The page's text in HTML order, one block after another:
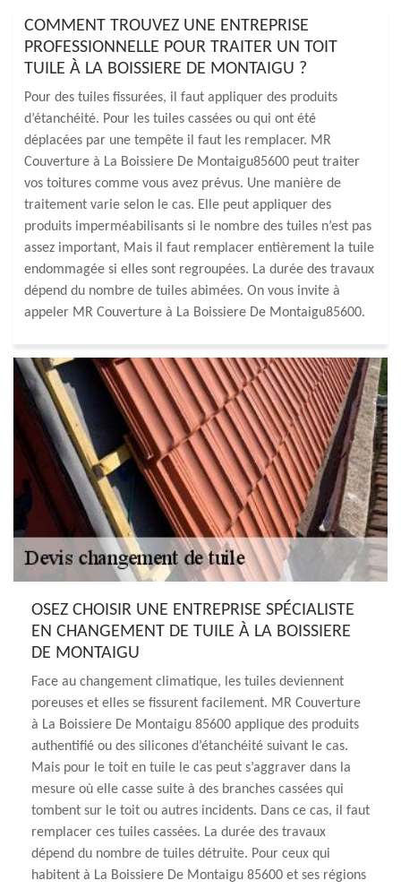
COMMENT TROUVEZ UNE ENTREPRISE
PROFESSIONNELLE POUR TRAITER UN TOIT
TUILE À LA BOISSIERE DE MONTAIGU ?
Pour des tuiles fissurées, il faut appliquer des produits
d’étanchéité. Pour les tuiles cassées ou qui ont été
déplacées par une tempête il faut les remplacer. MR
Couverture à La Boissiere De Montaigu85600 peut traiter
vos toitures comme vous avez prévus. Une manière de
traitement varie selon le cas. Elle peut appliquer des
produits imperméabilisants si le nombre des tuiles n’est pas
assez important, Mais il faut remplacer entièrement la tuile
endommagée si elles sont regroupées. La durée des travaux
dépend du nombre de tuiles abimées. On vous invite à
appeler MR Couverture à La Boissiere De Montaigu85600.
OSEZ CHOISIR UNE ENTREPRISE SPÉCIALISTE
EN CHANGEMENT DE TUILE À LA BOISSIERE
DE MONTAIGU
Face au changement climatique, les tuiles deviennent
poreuses et elles se fissurent facilement. MR Couverture
à La Boissiere De Montaigu 85600 applique des produits
authentifié ou des silicones d’étanchéité suivant le cas.
Mais pour le toit en tuile le cas peut s’aggraver dans la
mesure où elle casse suite à des branches cassées qui
tombent sur le toit ou autres incidents. Dans ce cas, il faut
remplacer ces tuiles cassées. La durée des travaux
dépend du nombre de tuiles détruite. Pour ceux qui
habitent à La Boissiere De Montaigu 85600 et ses régions